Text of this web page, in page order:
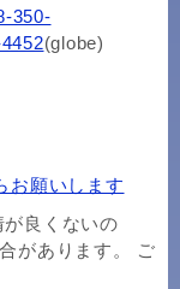
350-
(globe)
お願いします
良くないの
があります。 ご